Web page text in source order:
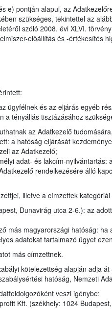
e) pontján alapul, az
szükséges, tekintettel az
szóló 2008. évi XLVI.
előállítás és -értékesítés
és az eljárás egyéb
tényállás tisztázásához
az Adatkezelő
a hatóság eljárását
az Adatkezelő;
adat- és lakcím-nyilvántartás:
rendelkezésére álló
illetve a címzettek kategóriái
Dunavirág utca 2-6.): az
magyarországi hatóság:
adatokat tartalmazó ügyet
más címzettnek.
kötelezettség alapján adja
hatóság, Nemzeti
veszi igénybe:
Kft. (székhely: 1024